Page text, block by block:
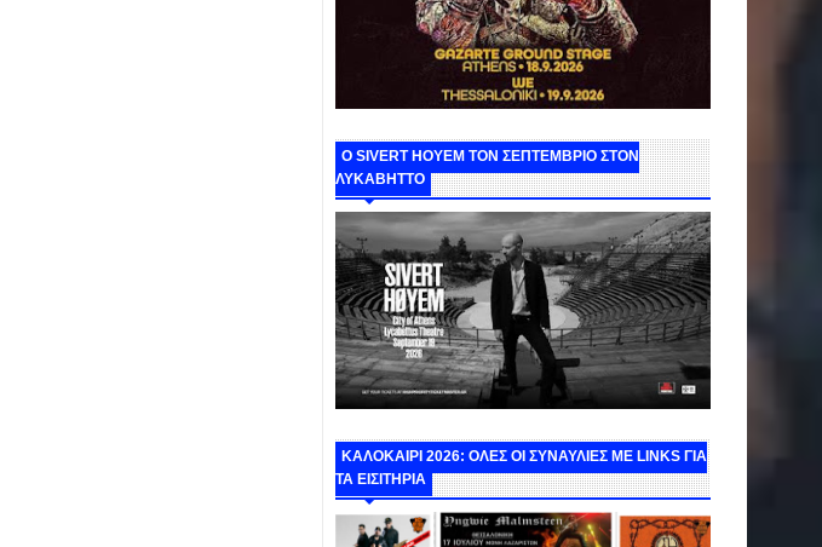
Ο SIVERT HOYEM ΤΟΝ ΣΕΠΤΕΜΒΡΙΟ ΣΤΟΝ
ΛΥΚΑΒΗΤΤΟ
ΚΑΛΟΚΑΙΡΙ 2026: ΟΛΕΣ ΟΙ ΣΥΝΑΥΛΙΕΣ ΜΕ LINKS ΓΙΑ
ΤΑ ΕΙΣΙΤΗΡΙΑ